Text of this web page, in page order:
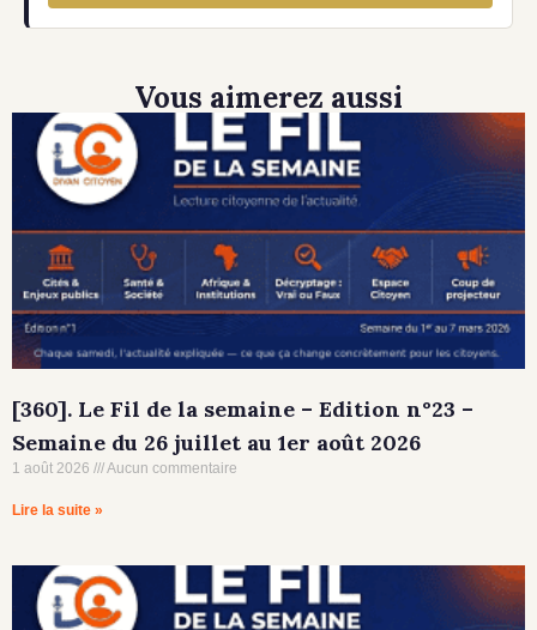
Vous aimerez aussi
[360]. Le Fil de la semaine – Edition n°23 –
Semaine du 26 juillet au 1er août 2026
1 août 2026 Aucun commentaire
Lire la suite »